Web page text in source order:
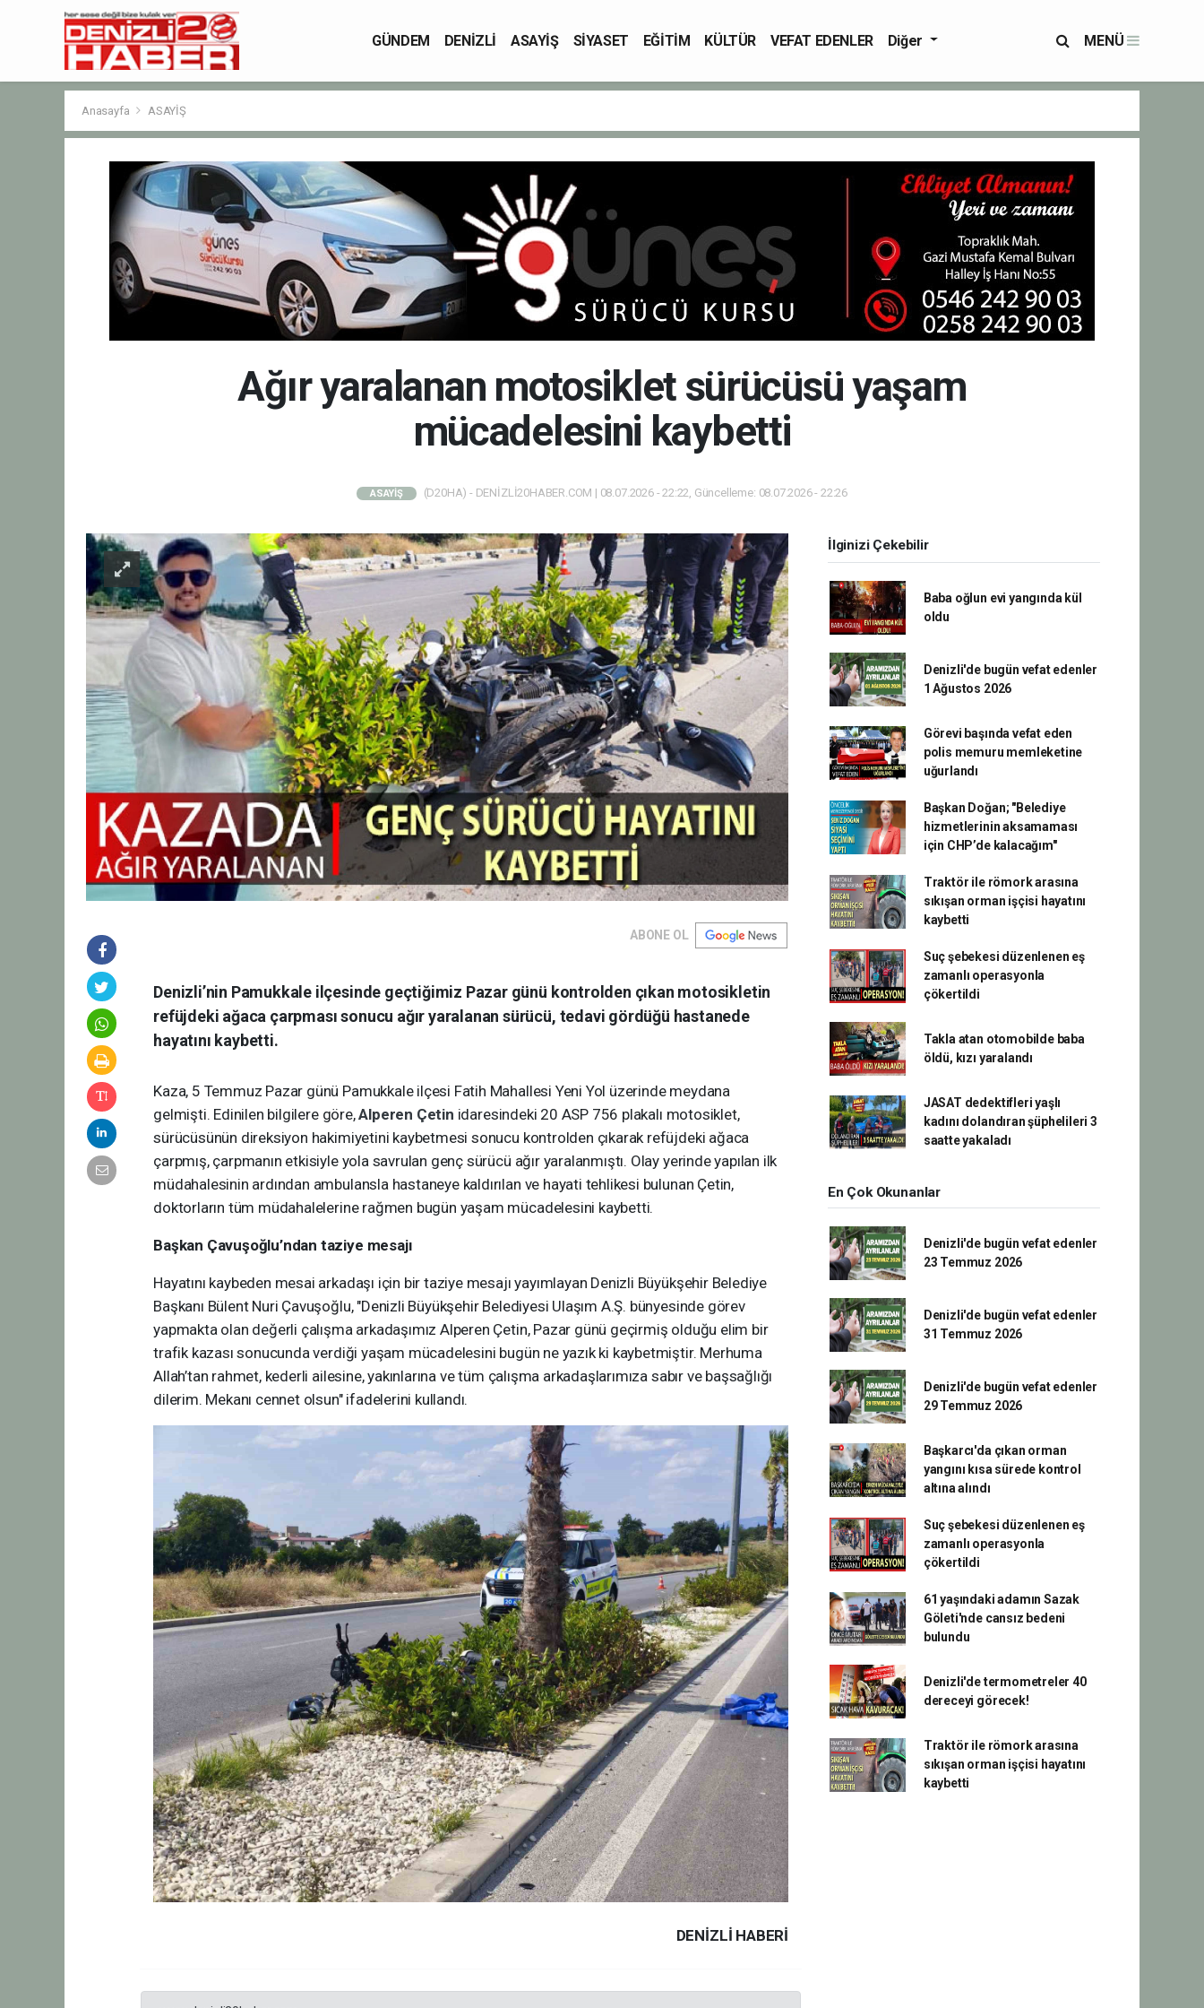
GÜNDEM DENİZLİ ASAYİŞ SİYASET EĞİTİM KÜLTÜR VEFAT EDENLER Diğer MENÜ
Anasayfa ASAYİŞ
Ağır yaralanan motosiklet sürücüsü yaşam
mücadelesini kaybetti
ASAYİŞ (D20HA) - DENİZLİ20HABER.COM | 08.07.2026 - 22:22, Güncelleme: 08.07.2026 - 22:26
ABONE OL
Denizli’nin Pamukkale ilçesinde geçtiğimiz Pazar günü kontrolden çıkan motosikletin
refüjdeki ağaca çarpması sonucu ağır yaralanan sürücü, tedavi gördüğü hastanede
hayatını kaybetti.
Kaza, 5 Temmuz Pazar günü Pamukkale ilçesi Fatih Mahallesi Yeni Yol üzerinde meydana
gelmişti. Edinilen bilgilere göre,Alperen Çetin idaresindeki 20 ASP 756 plakalı motosiklet,
sürücüsünün direksiyon hakimiyetini kaybetmesi sonucu kontrolden çıkarak refüjdeki ağaca
çarpmış, çarpmanın etkisiyle yola savrulan genç sürücü ağır yaralanmıştı. Olay yerinde yapılan ilk
müdahalesinin ardından ambulansla hastaneye kaldırılan ve hayati tehlikesi bulunan Çetin,
doktorların tüm müdahalelerine rağmen bugün yaşam mücadelesini kaybetti.
Başkan Çavuşoğlu’ndan taziye mesajı
Hayatını kaybeden mesai arkadaşı için bir taziye mesajı yayımlayan Denizli Büyükşehir Belediye
Başkanı Bülent Nuri Çavuşoğlu, "Denizli Büyükşehir Belediyesi Ulaşım A.Ş. bünyesinde görev
yapmakta olan değerli çalışma arkadaşımız Alperen Çetin, Pazar günü geçirmiş olduğu elim bir
trafik kazası sonucunda verdiği yaşam mücadelesini bugün ne yazık ki kaybetmiştir. Merhuma
Allah’tan rahmet, kederli ailesine, yakınlarına ve tüm çalışma arkadaşlarımıza sabır ve başsağlığı
dilerim. Mekanı cennet olsun" ifadelerini kullandı.
DENIZLI HABERİ
İlginizi Çekebilir
Baba oğlun evi yangında kül
oldu
Denizli'de bugün vefat edenler
1 Ağustos 2026
Görevi başında vefat eden
polis memuru memleketine
uğurlandı
Başkan Doğan; "Belediye
hizmetlerinin aksamaması
için CHP’de kalacağım"
Traktör ile römork arasına
sıkışan orman işçisi hayatını
kaybetti
Suç şebekesi düzenlenen eş
zamanlı operasyonla
çökertildi
Takla atan otomobilde baba
öldü, kızı yaralandı
JASAT dedektifleri yaşlı
kadını dolandıran şüphelileri 3
saatte yakaladı
En Çok Okunanlar
Denizli'de bugün vefat edenler
23 Temmuz 2026
Denizli'de bugün vefat edenler
31 Temmuz 2026
Denizli'de bugün vefat edenler
29 Temmuz 2026
Başkarcı'da çıkan orman
yangını kısa sürede kontrol
altına alındı
Suç şebekesi düzenlenen eş
zamanlı operasyonla
çökertildi
61 yaşındaki adamın Sazak
Göleti'nde cansız bedeni
bulundu
Denizli'de termometreler 40
dereceyi görecek!
Traktör ile römork arasına
sıkışan orman işçisi hayatını
kaybetti